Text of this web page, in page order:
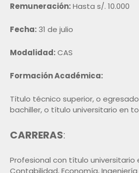
Remuneración:Hasta s/. 10.000
Fecha: 31 de julio
Modalidad:CAS
Formación Académica:
Título técnico superior, o
bachiller, o título universitario en
CARRERAS:
Profesional con título universitario
Contabilidad, Economía, Ingeniería